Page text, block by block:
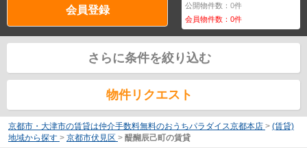
会員登録 公開物件数：0件
会員物件数：0件
さらに条件を絞り込む
物件リクエスト
京都市・大津市の賃貸は仲介手数料無料のおうちパラダイス京都本店 > (賃貸)
地域から探す > 京都市伏見区 > 醍醐辰己町の賃貸